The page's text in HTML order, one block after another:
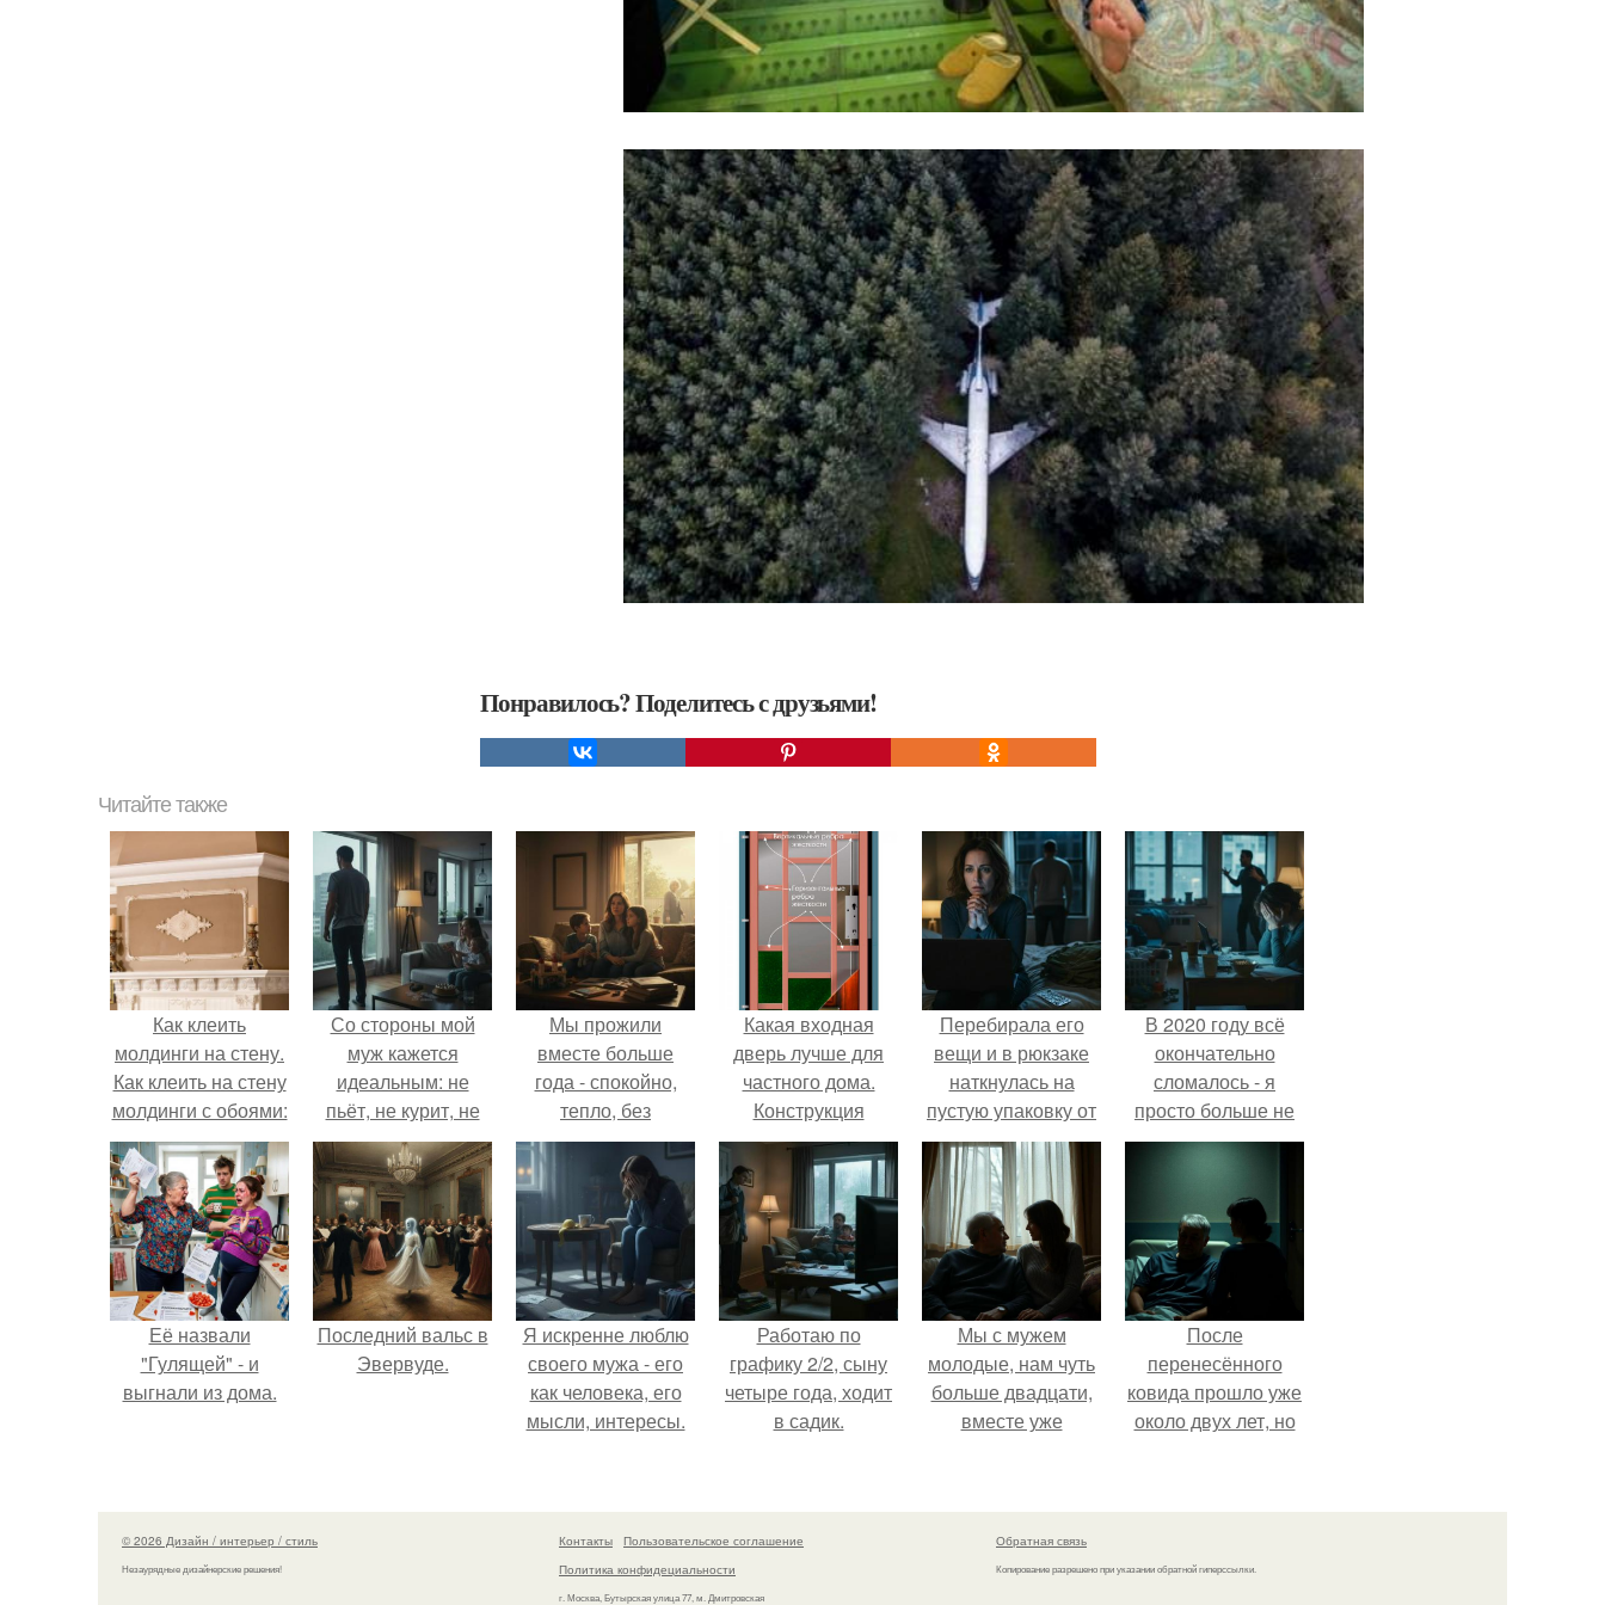
Понравилось? Поделитесь с друзьями!
Читайте также
Как клеить
молдинги на стену.
Как клеить на стену
молдинги с обоями:
пошаговая
инструкция
Со стороны мой
муж кажется
идеальным: не
пьёт, не курит, не
даёт поводов для
ревности, с
ребёнком
справляется
отлично, да и
готовит лучше
многих.
Мы прожили
вместе больше
года - спокойно,
тепло, без
конфликтов.
Какая входная
дверь лучше для
частного дома.
Конструкция
входной двери
Перебирала его
вещи и в рюкзаке
наткнулась на
пустую упаковку от
каких-то таблеток.
В 2020 году всё
окончательно
сломалось - я
просто больше не
тянула всё одна.
Её назвали
"Гулящей" - и
выгнали из дома.
Последний вальс в
Эвервуде.
Я искренне люблю
своего мужа - его
как человека, его
мысли, интересы.
Работаю по
графику 2/2, сыну
четыре года, ходит
в садик.
Мы с мужем
молодые, нам чуть
больше двадцати,
вместе уже
- сыну всего год.
После
перенесённого
ковида прошло уже
около двух лет, но
очень чётко.
© 2026 Дизайн / интерьер / стиль
Незаурядные дизайнерские решения!
Контакты
Пользовательское соглашение
Политика конфидециальности
г. Москва, Бутырская улица 77, м. Дмитровская
Обратная связь
Копирование разрешено при указании обратной гиперссылки.